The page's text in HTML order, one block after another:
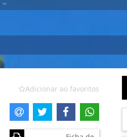
Adicionar ao favoritos